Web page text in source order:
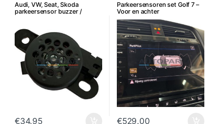
Audi, VW, Seat, Skoda
parkeersensor buzzer /
€34.95
Parkeersensoren set Golf 7 –
Voor en achter
€529.00